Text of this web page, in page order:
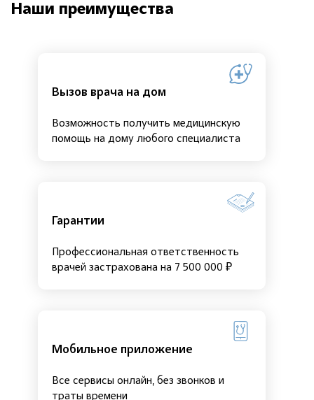
Наши преимущества
Вызов врача на дом
Возможность получить медицинскую
помощь на дому любого специалиста
Гарантии
Профессиональная ответственность
врачей застрахована на 7 500 000 ₽
Мобильное приложение
Все сервисы онлайн, без звонков и
траты времени